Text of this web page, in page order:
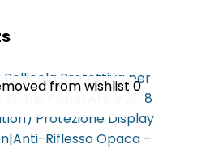
from wishlist 0
from wishlist 0